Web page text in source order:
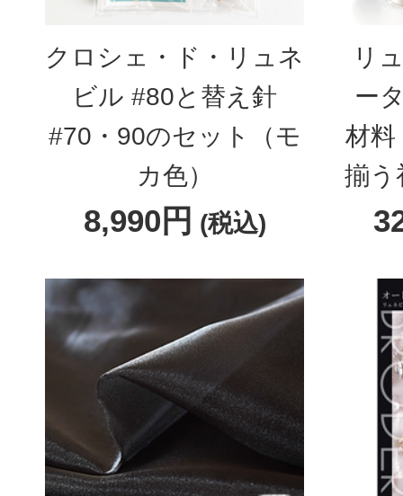
クロシェ・ド・リュネ
ビル #80と替え針
#70・90のセット（モ
カ色）
8,990円 (税込)
リ
ー
材料
揃う